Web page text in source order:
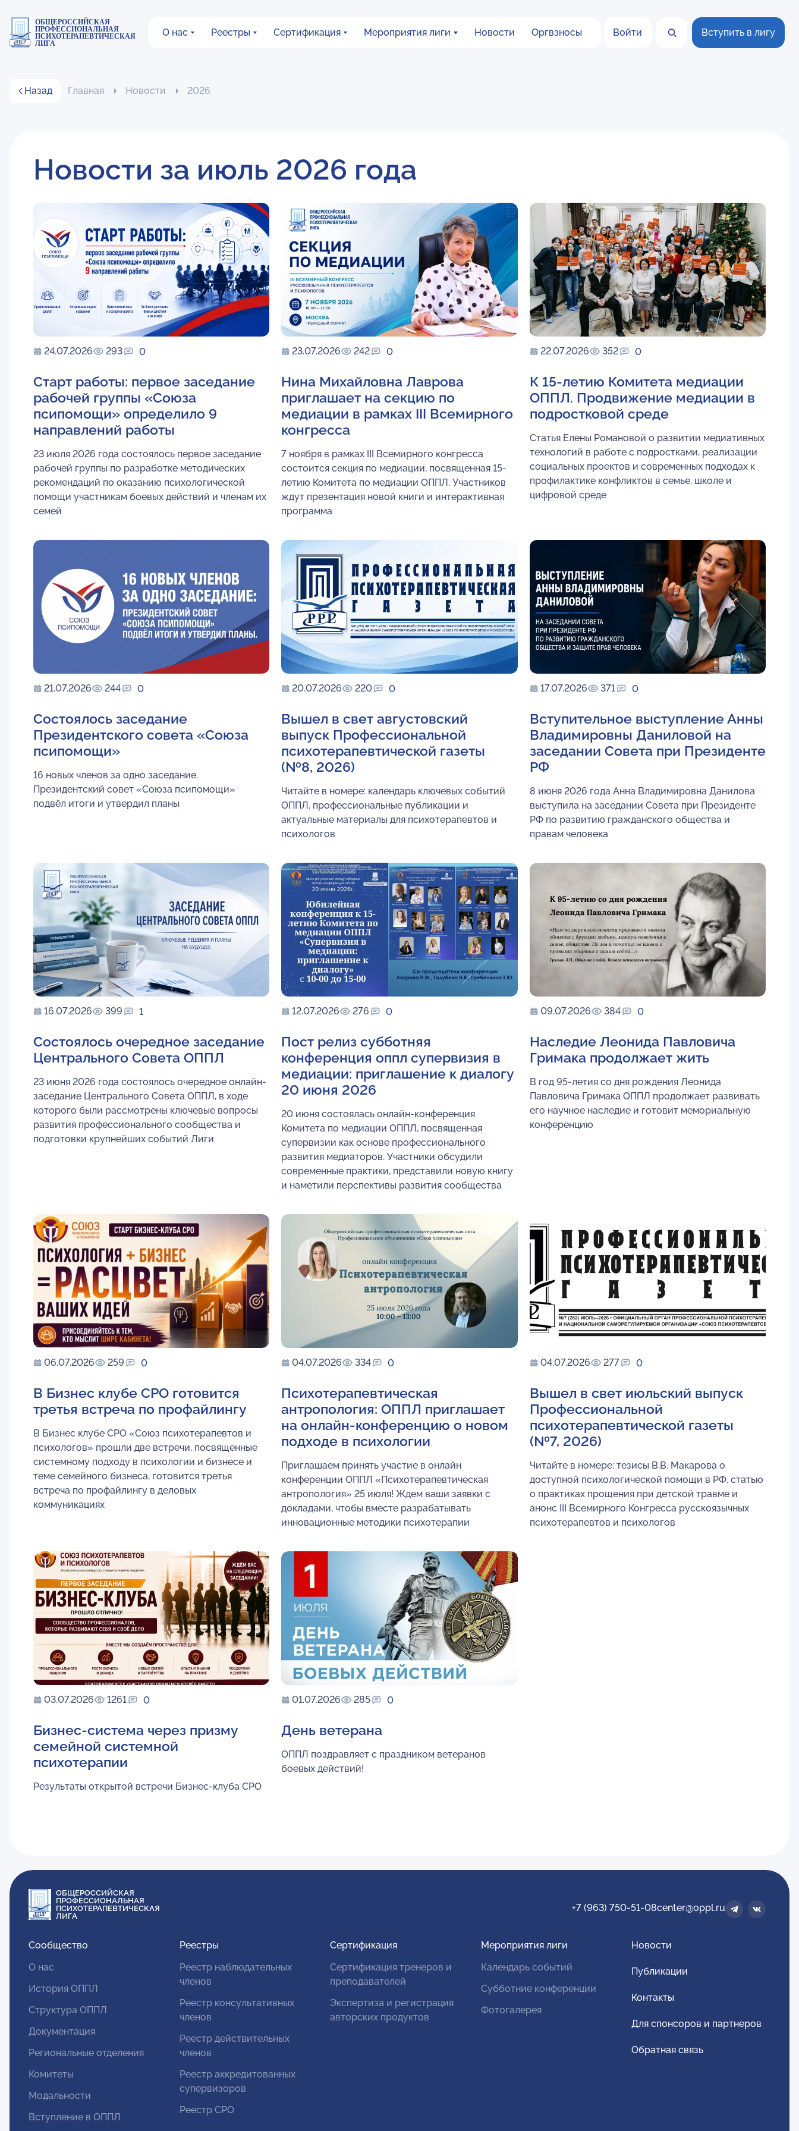
ОБЩЕРОССИЙСКАЯ
ПРОФЕССИОНАЛЬНАЯ
ПСИХОТЕРАПЕВТИЧЕСКАЯ
ЛИГА
О нас Реестры Сертификация Мероприятия лиги Новости Оргвзносы Войти Вступить в лигу
Назад Главная Новости 2026
Новости за июль 2026 года
24.07.2026 293 0
Старт работы: первое заседание
рабочей группы «Союза
псипомощи» определило 9
направлений работы
23 июля 2026 года состоялось первое заседание
рабочей группы по разработке методических
рекомендаций по оказанию психологической
помощи участникам боевых действий и членам их
семей
23.07.2026 242 0
Нина Михайловна Лаврова
приглашает на секцию по
медиации в рамках III Всемирного
конгресса
7 ноября в рамках III Всемирного конгресса
состоится секция по медиации, посвященная 15-
летию Комитета по медиации ОППЛ. Участников
ждут презентация новой книги и интерактивная
программа
22.07.2026 352 0
К 15-летию Комитета медиации
ОППЛ. Продвижение медиации в
подростковой среде
Статья Елены Романовой о развитии медиативных
технологий в работе с подростками, реализации
социальных проектов и современных подходах к
профилактике конфликтов в семье, школе и
цифровой среде
21.07.2026 244 0
Состоялось заседание
Президентского совета «Союза
псипомощи»
16 новых членов за одно заседание.
Президентский совет «Союза псипомощи»
подвёл итоги и утвердил планы
20.07.2026 220 0
Вышел в свет августовский
выпуск Профессиональной
психотерапевтической газеты
(№8, 2026)
Читайте в номере: календарь ключевых событий
ОППЛ, профессиональные публикации и
актуальные материалы для психотерапевтов и
психологов
17.07.2026 371 0
Вступительное выступление Анны
Владимировны Даниловой на
заседании Совета при Президенте
РФ
8 июня 2026 года Анна Владимировна Данилова
выступила на заседании Совета при Президенте
РФ по развитию гражданского общества и
правам человека
16.07.2026 399 1
Состоялось очередное заседание
Центрального Совета ОППЛ
23 июня 2026 года состоялось очередное онлайн-
заседание Центрального Совета ОППЛ, в ходе
которого были рассмотрены ключевые вопросы
развития профессионального сообщества и
подготовки крупнейших событий Лиги
12.07.2026 276 0
Пост релиз субботняя
конференция оппл супервизия в
медиации: приглашение к диалогу
20 июня 2026
20 июня состоялась онлайн-конференция
Комитета по медиации ОППЛ, посвященная
супервизии как основе профессионального
развития медиаторов. Участники обсудили
современные практики, представили новую книгу
и наметили перспективы развития сообщества
09.07.2026 384 0
Наследие Леонида Павловича
Гримака продолжает жить
В год 95-летия со дня рождения Леонида
Павловича Гримака ОППЛ продолжает развивать
его научное наследие и готовит мемориальную
конференцию
06.07.2026 259 0
В Бизнес клубе СРО готовится
третья встреча по профайлингу
В Бизнес клубе СРО «Союз психотерапевтов и
психологов» прошли две встречи, посвященные
системному подходу в психологии и бизнесе и
теме семейного бизнеса, готовится третья
встреча по профайлингу в деловых
коммуникациях
04.07.2026 334 0
Психотерапевтическая
антропология: ОППЛ приглашает
на онлайн-конференцию о новом
подходе в психологии
Приглашаем принять участие в онлайн
конференции ОППЛ «Психотерапевтическая
антропология» 25 июля! Ждем ваши заявки с
докладами, чтобы вместе разрабатывать
инновационные методики психотерапии
04.07.2026 277 0
Вышел в свет июльский выпуск
Профессиональной
психотерапевтической газеты
(№7, 2026)
Читайте в номере: тезисы В.В. Макарова о
доступной психологической помощи в РФ, статью
о практиках прощения при детской травме и
анонс III Всемирного Конгресса русскоязычных
психотерапевтов и психологов
03.07.2026 1261 0
Бизнес-система через призму
семейной системной
психотерапии
Результаты открытой встречи Бизнес-клуба СРО
01.07.2026 285 0
День ветерана
ОППЛ поздравляет с праздником ветеранов
боевых действий!
ОБЩЕРОССИЙСКАЯ
ПРОФЕССИОНАЛЬНАЯ
ПСИХОТЕРАПЕВТИЧЕСКАЯ
ЛИГА
+7 (963) 750-51-08center@oppl.ru
Сообщество
О нас
История ОППЛ
Структура ОППЛ
Документация
Региональные отделения
Комитеты
Модальности
Вступление в ОППЛ
Реестры
Реестр наблюдательных
членов
Реестр консультативных
членов
Реестр действительных
членов
Реестр аккредитованных
супервизоров
Реестр СРО
Сертификация
Сертификация тренеров и
преподавателей
Экспертиза и регистрация
авторских продуктов
Мероприятия лиги
Календарь событий
Субботние конференции
Фотогалерея
Новости
Публикации
Контакты
Для спонсоров и партнеров
Обратная связь